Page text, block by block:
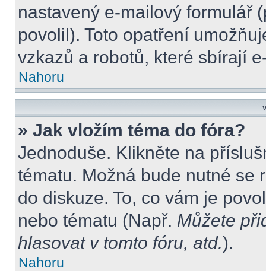
nastavený e-mailový formulář
povolil). Toto opatření
vzkazů a robotů, které sbírají
Nahoru
» Jak vložím téma do fóra?
Jednoduše. Klikněte na
tématu. Možná bude nutné se
do diskuze. To, co vám je
nebo tématu (Např. Můžete
hlasovat v tomto fóru, atd.).
Nahoru